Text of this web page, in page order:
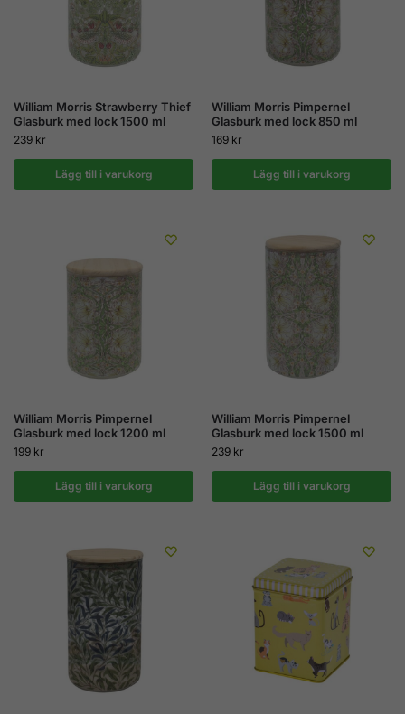
William Morris Strawberry Thief
Glasburk med lock 1500 ml
239 kr
Lägg till i varukorg
William Morris Pimpernel
Glasburk med lock 850 ml
169 kr
Lägg till i varukorg
William Morris Pimpernel
Glasburk med lock 1200 ml
199 kr
Lägg till i varukorg
William Morris Pimpernel
Glasburk med lock 1500 ml
239 kr
Lägg till i varukorg